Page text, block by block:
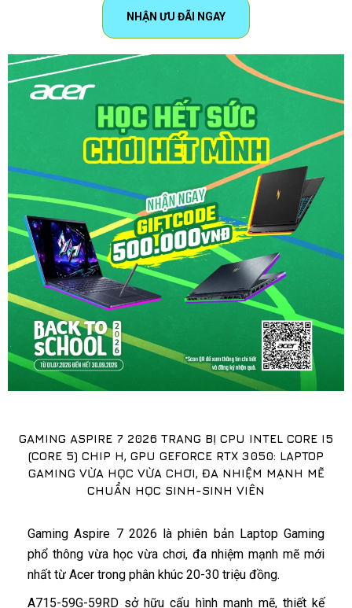
NHẬN ƯU ĐÃI NGAY
GAMING ASPIRE 7 2026 TRANG BỊ CPU INTEL CORE I5
(CORE 5) CHIP H, GPU GEFORCE RTX 3050: LAPTOP
GAMING VỪA HỌC VỪA CHƠI, ĐA NHIỆM MẠNH MẼ
CHUẨN HỌC SINH-SINH VIÊN
Gaming Aspire 7 2026 là phiên bản Laptop Gaming
phổ thông vừa học vừa chơi, đa nhiệm mạnh mẽ mới
nhất từ Acer trong phân khúc 20-30 triệu đồng.
A715-59G-59RD sở hữu cấu hình mạnh mẽ, thiết kế